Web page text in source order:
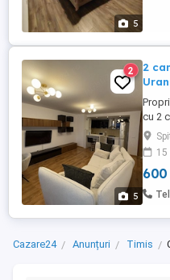
5
5
2
2
cu 2
utilat,
15
Cazare24 Anunțuri Timis